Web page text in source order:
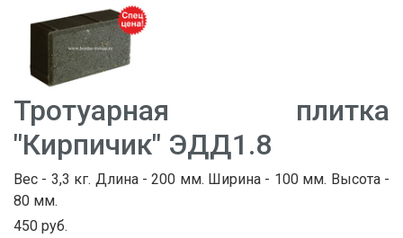
Тротуарная плитка
"Кирпичик" ЭДД1.8
Вес - 3,3 кг. Длина - 200 мм. Ширина - 100 мм. Высота -
80 мм.
450 руб.